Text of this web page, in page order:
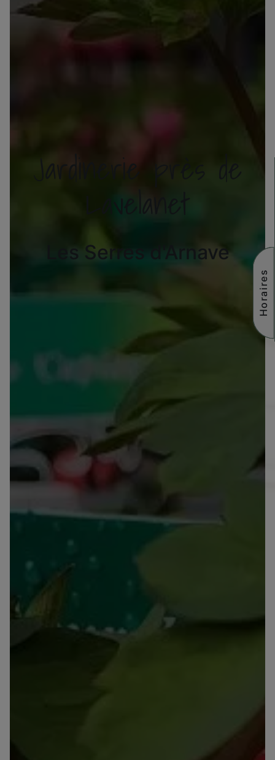
Horaires
Jardinerie près de
Les Serres d'Arnave